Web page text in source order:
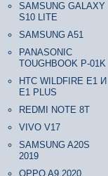
SAMSUNG GALAXY
S10 LITE
SAMSUNG A51
PANASONIC
TOUGHBOOK P-01K
HTC WILDFIRE E1 И
E1 PLUS
REDMI NOTE 8T
VIVO V17
SAMSUNG A20S
2019
OPPO A9 2020